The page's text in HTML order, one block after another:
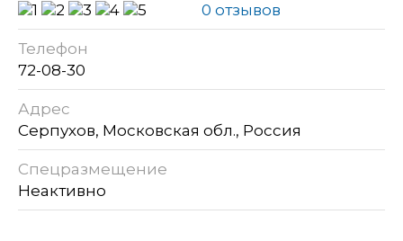
0 отзывов
Телефон
72-08-30
Адрес
Серпухов, Московская обл., Россия
Спецразмещение
Неактивно